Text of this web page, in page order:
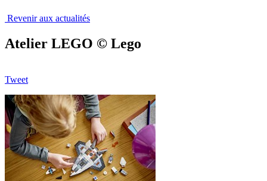
Revenir aux actualités
Atelier LEGO © Lego
Tweet